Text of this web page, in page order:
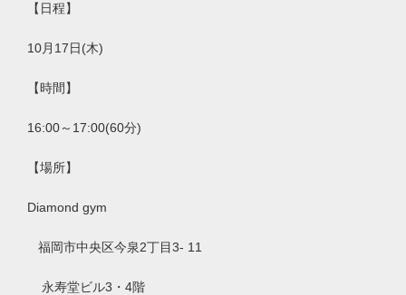
【日程】
10月 17日(木)
【時間】
16:00～ 17:00(60分)
【場所】
Diamond gym
福岡市中央区今泉2丁目3- 11
永寿堂ビル3 ・ 4階